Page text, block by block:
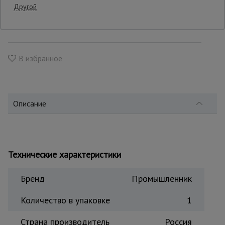
для бетонных
Товар оплачивается после подтверждения
В избранное
Описание
Технические характеристики
Бренд
Промышленник
Количество в упаковке
1
Страна производитель
Россия
Другой